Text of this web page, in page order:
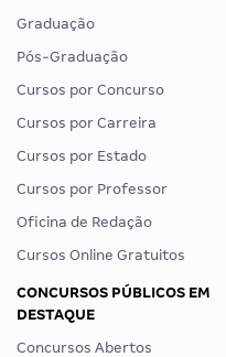
Graduação
Pós-Graduação
Cursos por Concurso
Cursos por Carreira
Cursos por Estado
Cursos por Professor
Oficina de Redação
Cursos Online Gratuitos
CONCURSOS PÚBLICOS EM
DESTAQUE
Concursos Abertos